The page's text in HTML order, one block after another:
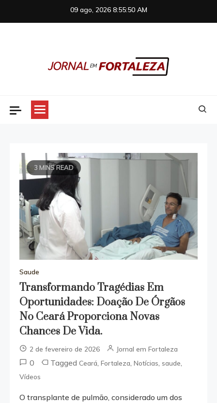
09 ago, 2026 8:55:50 AM
3 MINS READ
Saude
Transformando Tragédias Em
Oportunidades: Doação De Órgãos
No Ceará Proporciona Novas
Chances De Vida.
2 de fevereiro de 2026 Jornal em Fortaleza
0 Tagged Ceará, Fortaleza, Notícias, saude,
Vídeos
O transplante de pulmão, considerado um dos